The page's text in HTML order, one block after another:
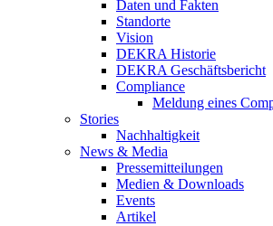
Daten und Fakten
Standorte
Vision
DEKRA Historie
DEKRA Geschäftsbericht
Compliance
Meldung eines
Stories
Nachhaltigkeit
News & Media
Pressemitteilungen
Medien & Downloads
Events
Artikel